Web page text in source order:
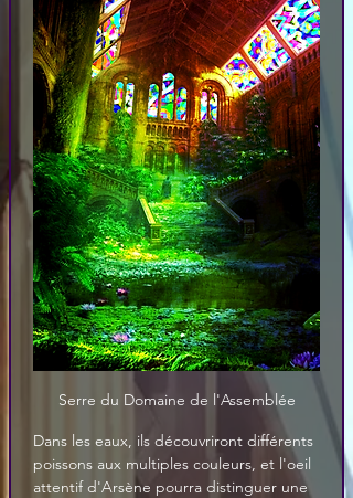
Serre du Domaine de l'Assemblée
Dans les eaux, ils découvriront différents
poissons aux multiples couleurs, et l'oeil
attentif d'Arsène pourra distinguer une